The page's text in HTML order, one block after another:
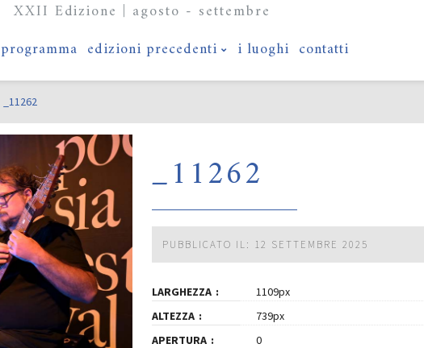
XXII Edizione | agosto - settembre
programma edizioni precedenti i luoghi contatti
_11262
_11262
PUBBLICATO IL: 12 SETTEMBRE 2025
LARGHEZZA
1109px
ALTEZZA
739px
APERTURA
0